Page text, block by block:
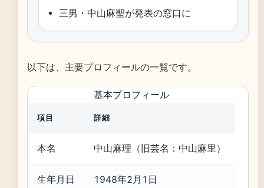
三男・中山麻聖が発表の窓口に
以下は、主要プロフィールの一覧です。
基本プロフィール
項目 詳細
本名 中山麻理（旧芸名：中山麻里）
生年月日 1948年2月1日